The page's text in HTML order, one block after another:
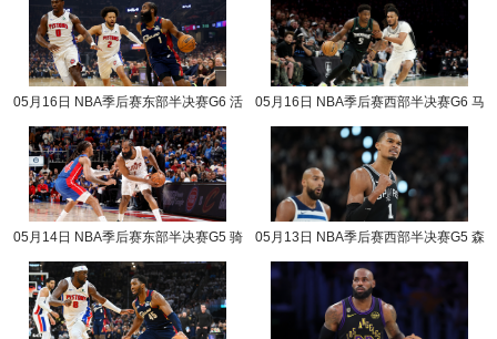
05月16日 NBA季后赛东部半决赛G6 活
05月16日 NBA季后赛西部半决赛G6 马
05月14日 NBA季后赛东部半决赛G5 骑
05月13日 NBA季后赛西部半决赛G5 森